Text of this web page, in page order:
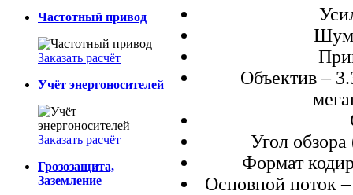
Частотный привод
Заказать расчёт
Учёт энергоносителей
Заказать расчёт
Грозозащита,
Заземление
Объектив –
Угол
Формат
Основной поток